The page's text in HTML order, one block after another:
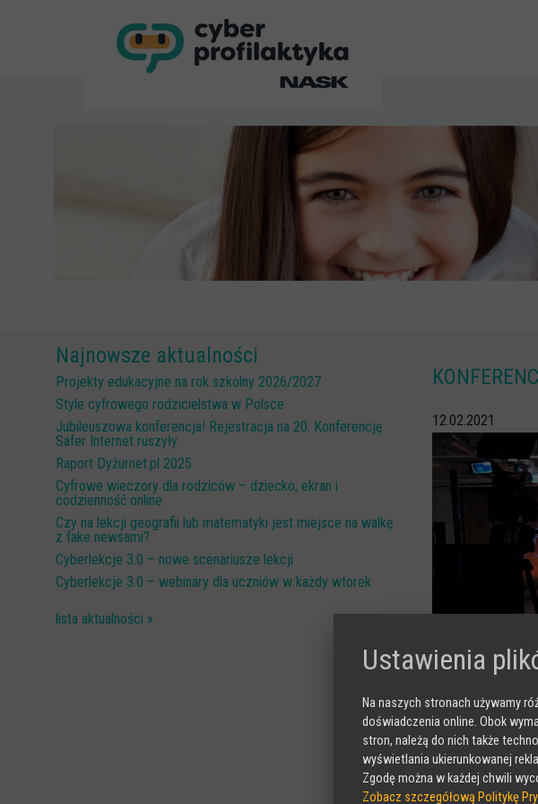
Najnowsze aktualności
Projekty edukacyjne na rok szkolny 2026/2027
Style cyfrowego rodzicielstwa w Polsce
Jubileuszowa konferencja! Rejestracja na 20. Konferencję
Safer Internet ruszyły.
Raport Dyżurnet.pl 2025
Cyfrowe wieczory dla rodziców – dziecko, ekran i
codzienność online
Czy na lekcji geografii lub matematyki jest miejsce na walkę
z fake newsami?
Cyberlekcje 3.0 – nowe scenariusze lekcji
Cyberlekcje 3.0 – webinary dla uczniów w każdy wtorek
lista aktualności »
12.02.2021
Blisko 4000
Konferencja z
Z pierwszych
co dało łączną
spływające
Ustawienia
Na naszych stronach używamy
doświadczenia online. Obok
stron, należą do nich także
wyświetlania ukierunkowanej
Zgodę można w każdej chwili
Zobacz szczegółową Politykę